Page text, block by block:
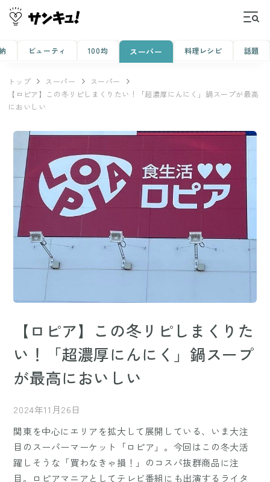
ビューティ 100均 スーパー 料理レシピ 話題
トップ スーパー
スーパー
【ロピア】この冬リピしまくりたい！「超濃厚にんにく」鍋スープが最高
においしい
【ロピア】この冬リピしまくりた
い！「超濃厚にんにく」鍋スープ
が最高においしい
2024年11月26日
関東を中心にエリアを拡大して展開している、いま大注
目のスーパーマーケット「ロピア」。今回はこの冬大活
躍しそうな「買わなきゃ損！」のコスパ抜群商品に注
目。ロピアマニアとしてテレビ番組にも出演するライタ